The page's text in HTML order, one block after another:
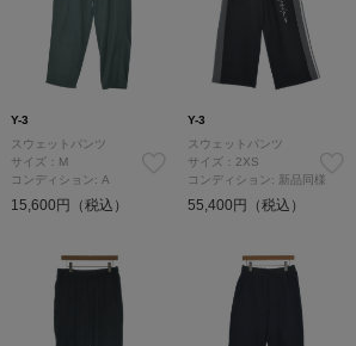
Y-3
スウェットパンツ
サイズ：M
コンディション: A
15,600円（税込）
Y-3
スウェットパンツ
サイズ：2XS
コンディション: 新品同様
55,400円（税込）